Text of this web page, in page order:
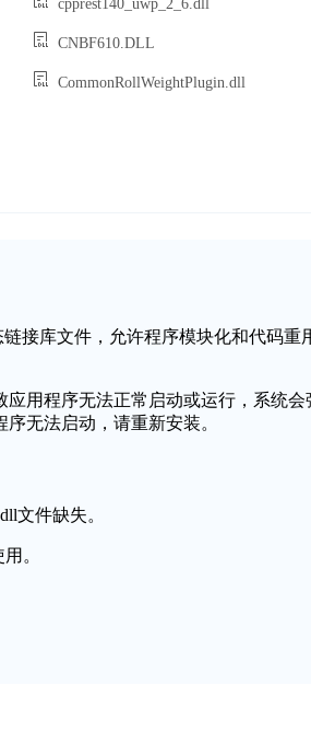
cpprest140_uwp_2_6.dll
CNBF610.DLL
CommonRollWeightPlugin.dll
链接库文件，允许程序模块化和代码重
应用程序无法正常启动或运行，系统
无法启动，请重新安装。
文件缺失。
。